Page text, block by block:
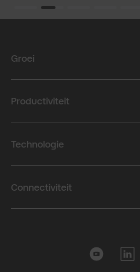
jullie gemeen hebben? Je hebt
Groei
Productiviteit
Technologie
Connectiviteit